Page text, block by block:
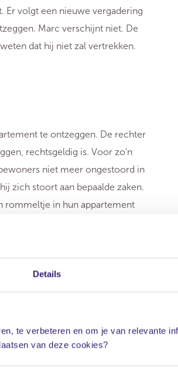
Details
te verbeteren en om je van relevante
van deze cookies?
Er volgt een nieuwe vergadering
Marc verschijnt niet. De
dat hij niet zal vertrekken.
te ontzeggen. De rechter
rechtsgeldig is. Voor zo'n
niet meer ongestoord in
zich stoort aan bepaalde zaken.
rommeltje in hun appartement
bewoner die niet meer in zijn
door de overlast niet te
ernstig en aanhoudend is. Er is
dat het ontzeggen van